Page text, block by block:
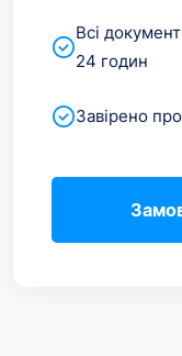
Всі
24 годин
Завірено